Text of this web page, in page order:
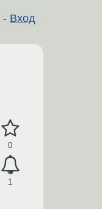
- Вход
0
1